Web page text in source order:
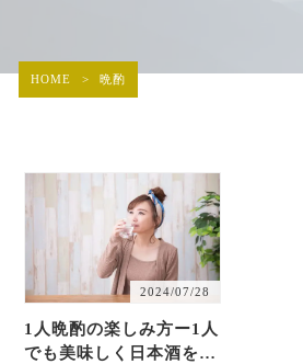
HOME > 晩酌
2024/07/28
1人晩酌の楽しみ方ー1人
でも美味しく日本酒を楽